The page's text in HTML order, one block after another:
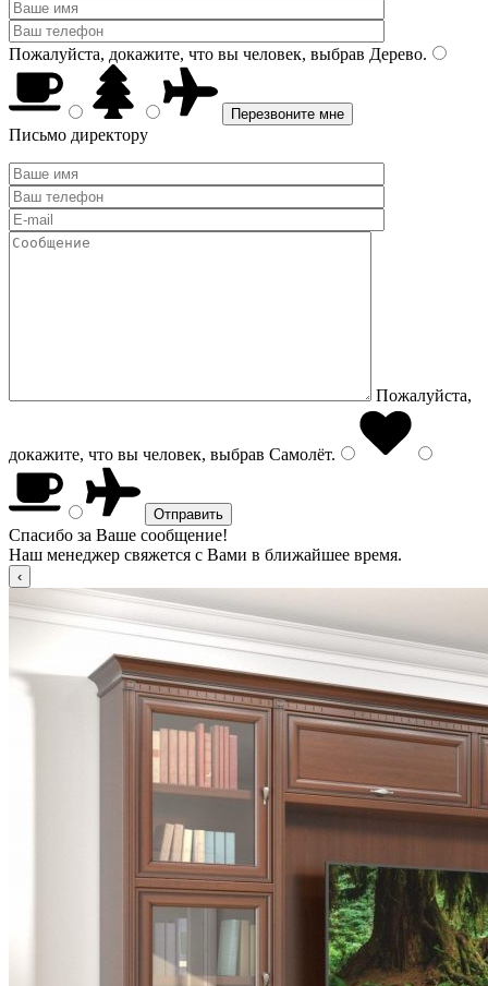
Пожалуйста, докажите, что вы человек, выбрав Дерево.
Письмо директору
Пожалуйста,
докажите, что вы человек, выбрав Самолёт.
Спасибо за Ваше сообщение!
Наш менеджер свяжется с Вами в ближайшее время.